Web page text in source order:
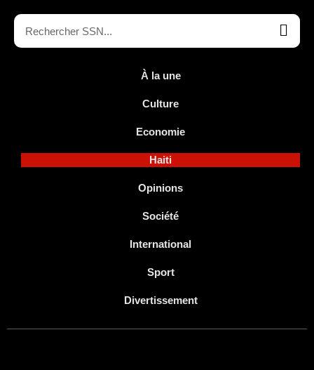
À la une
Culture
Economie
Haiti
Opinions
Société
International
Sport
Divertissement